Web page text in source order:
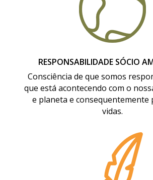
RESPONSABILIDADE SÓCIO
Consciência de que somos
que está acontecendo com o
e planeta e consequentemente
vidas.